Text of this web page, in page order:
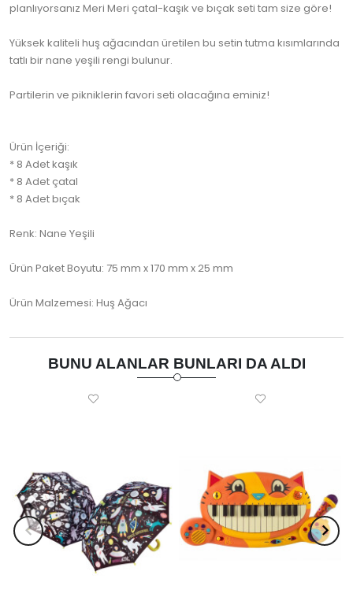
planlıyorsanız Meri Meri çatal-kaşık ve bıçak seti tam size göre!
Yüksek kaliteli huş ağacından üretilen bu setin tutma kısımlarında
tatlı bir nane yeşili rengi bulunur.
Partilerin ve pikniklerin favori seti olacağına eminiz!
Ürün İçeriği:
* 8 Adet kaşık
* 8 Adet çatal
* 8 Adet bıçak
Renk: Nane Yeşili
Ürün Paket Boyutu: 75 mm x 170 mm x 25 mm
Ürün Malzemesi: Huş Ağacı
BUNU ALANLAR BUNLARI DA ALDI